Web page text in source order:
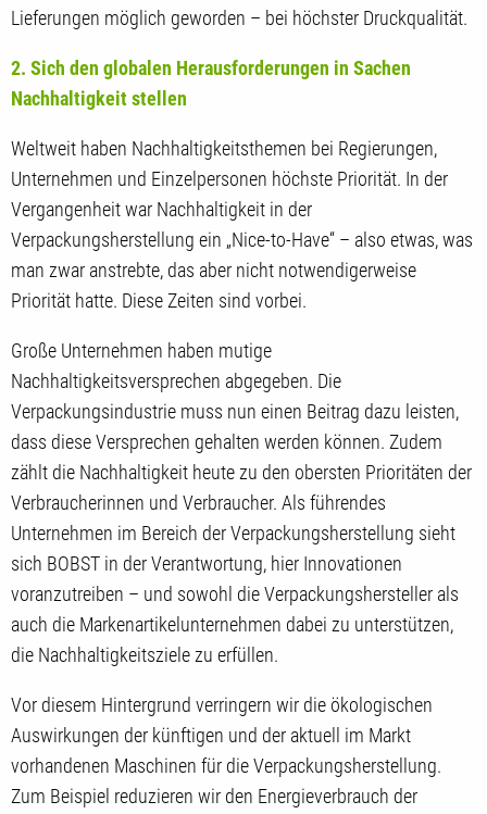
Lieferungen möglich geworden – bei höchster Druckqualität.
2. Sich den globalen Herausforderungen in Sachen
Nachhaltigkeit stellen
Weltweit haben Nachhaltigkeitsthemen bei Regierungen,
Unternehmen und Einzelpersonen höchste Priorität. In der
Vergangenheit war Nachhaltigkeit in der
Verpackungsherstellung ein „Nice-to-Have“ – also etwas, was
man zwar anstrebte, das aber nicht notwendigerweise
Priorität hatte. Diese Zeiten sind vorbei.
Große Unternehmen haben mutige
Nachhaltigkeitsversprechen abgegeben. Die
Verpackungsindustrie muss nun einen Beitrag dazu leisten,
dass diese Versprechen gehalten werden können. Zudem
zählt die Nachhaltigkeit heute zu den obersten Prioritäten der
Verbraucherinnen und Verbraucher. Als führendes
Unternehmen im Bereich der Verpackungsherstellung sieht
sich BOBST in der Verantwortung, hier Innovationen
voranzutreiben – und sowohl die Verpackungshersteller als
auch die Markenartikelunternehmen dabei zu unterstützen,
die Nachhaltigkeitsziele zu erfüllen.
Vor diesem Hintergrund verringern wir die ökologischen
Auswirkungen der künftigen und der aktuell im Markt
vorhandenen Maschinen für die Verpackungsherstellung.
Zum Beispiel reduzieren wir den Energieverbrauch der